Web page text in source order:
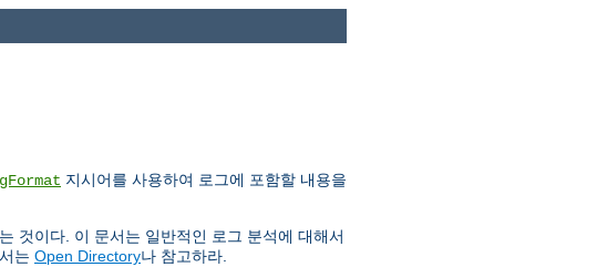
지시어를 사용하여 로그에 포함할 내용을
것이다. 이 문서는 일반적인 로그 분석에 대해서
는 Open Directory나 참고하라.